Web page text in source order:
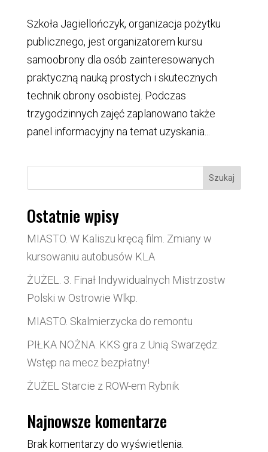
Szkoła Jagiellończyk, organizacja pożytku
publicznego, jest organizatorem kursu
samoobrony dla osób zainteresowanych
praktyczną nauką prostych i skutecznych
technik obrony osobistej. Podczas
trzygodzinnych zajęć zaplanowano także
panel informacyjny na temat uzyskania...
Szukaj
Ostatnie wpisy
MIASTO. W Kaliszu kręcą film. Zmiany w
kursowaniu autobusów KLA
ŻUŻEL. 3. Finał Indywidualnych Mistrzostw
Polski w Ostrowie Wlkp.
MIASTO. Skalmierzycka do remontu
PIŁKA NOŻNA. KKS gra z Unią Swarzędz.
Wstęp na mecz bezpłatny!
ŻUŻEL Starcie z ROW-em Rybnik
Najnowsze komentarze
Brak komentarzy do wyświetlenia.